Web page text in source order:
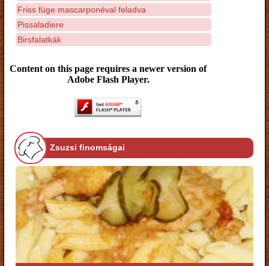
Friss füge mascarponéval feladva
Pissaladiere
Birsfalatkák
Content on this page requires a newer version of
Adobe Flash Player.
Zsuzsi finomságai